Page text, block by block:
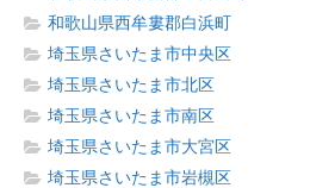
和歌山県西牟婁郡白浜町
埼玉県さいたま市中央区
埼玉県さいたま市北区
埼玉県さいたま市南区
埼玉県さいたま市大宮区
埼玉県さいたま市岩槻区